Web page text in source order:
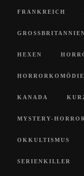
FRANKREICH
GROSSBRITANNIEN
HEXEN
HORRORKOMÖDIE
KANADA
MYSTERY-HORROR
OKKULTISMUS
SERIENKILLER